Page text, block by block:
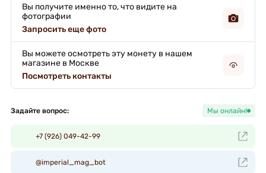
Вы получите именно то, что видите на
фотографии
Запросить еще фото
Вы можете осмотреть эту монету в нашем
магазине в Москве
Посмотреть контакты
Задайте вопрос: Мы онлайн!
+7 (926) 049-42-99
@imperial_mag_bot